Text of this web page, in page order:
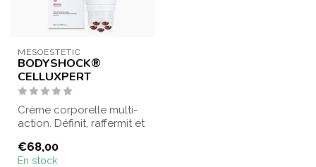
MESOESTETIC
BODYSHOCK®
CELLUXPERT
Crème corporelle multi-
action. Définit, raffermit et
€68,00
En stock